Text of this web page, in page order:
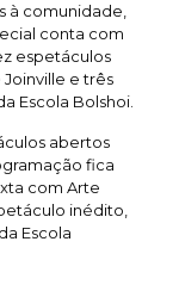
à comunidade,
conta com
espetáculos
e três
Escola Bolshoi.
abertos
fica
com Arte
inédito,
Escola